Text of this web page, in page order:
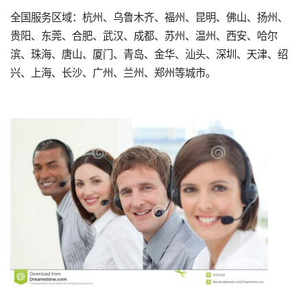
全国服务区域：杭州、乌鲁木齐、福州、昆明、佛山、扬州、
贵阳、东莞、合肥、武汉、成都、苏州、温州、西安、哈尔
滨、珠海、唐山、厦门、青岛、金华、汕头、深圳、天津、绍
兴、上海、长沙、广州、兰州、郑州等城市。